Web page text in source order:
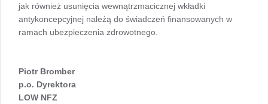
jak również usunięcia wewnątrzmacicznej wkładki
antykoncepcyjnej należą do świadczeń finansowanych w
ramach ubezpieczenia zdrowotnego.
Piotr Bromber
p.o. Dyrektora
LOW NFZ